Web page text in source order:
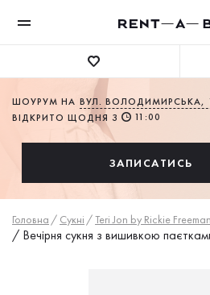
ШОУРУМ НА ВУЛ. ВОЛОДИМИРСЬКА,
ВІДКРИТО ЩОДНЯ З
11:00
ЗАПИСАТИСЬ
Головна / Сукнi /Teri Jon by Rickie Freeman
/ Вечірня сукня з вишивкою